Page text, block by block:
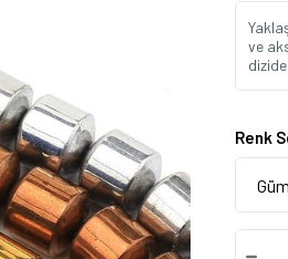
ve
Renk